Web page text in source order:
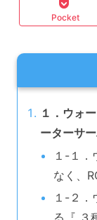
Pocket
１．ウォ
ーターサ
１-１．
なく、
１-２．
る『 ３